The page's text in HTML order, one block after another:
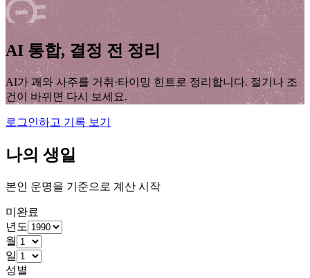
AI 통합, 결정 전 정리
AI가 괘와 사주를 거취·타이밍 힌트로 정리합니다. 절기나 조
건이 바뀌면 다시 보세요.
로그인하고 기록 보기
나의 생일
본인 운명을 기준으로 계산 시작
미완료
년도
월
일
성별